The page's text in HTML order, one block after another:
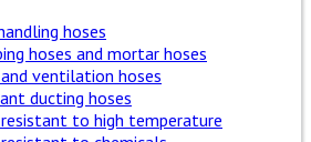
hoses
hoses and mortar hoses
ventilation hoses
ducting hoses
to high temperature